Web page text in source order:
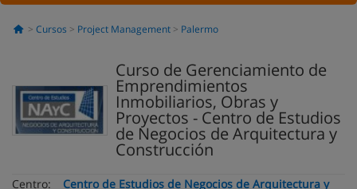
Cursos Project Management Palermo
Curso de Gerenciamiento de
Emprendimientos
Inmobiliarios, Obras y
Proyectos - Centro de Estudios
de Negocios de Arquitectura y
Construcción
Centro:
Centro de Estudios de Negocios de Arquitectura y